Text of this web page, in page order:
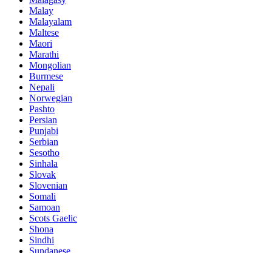
Malay
Malayalam
Maltese
Maori
Marathi
Mongolian
Burmese
Nepali
Norwegian
Pashto
Persian
Punjabi
Serbian
Sesotho
Sinhala
Slovak
Slovenian
Somali
Samoan
Scots Gaelic
Shona
Sindhi
Sundanese